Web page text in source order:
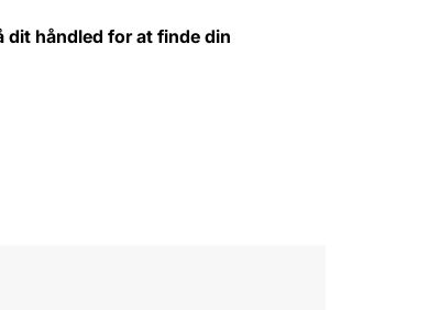
håndled for at finde din